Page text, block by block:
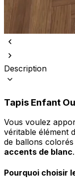
Description
Tapis Enfant
Vous voulez
véritable élément
de ballons
accents de blanc
Pourquoi choisir